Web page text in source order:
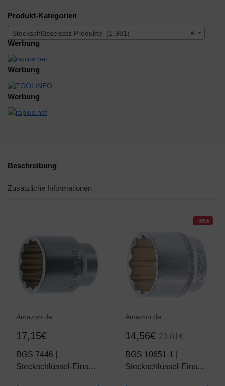
Produkt-Kategorien
×
Steckschlüsselsatz Produkte (1.981)
Werbung
Werbung
Werbung
Beschreibung
Zusätzliche Informationen
Amazon.de
17,15€
BGS 7446 |
Steckschlüssel-Einsatz
-36%
Amazon.de
14,56€ 23,01€
BGS 10651-1 |
Steckschlüssel-Einsatz